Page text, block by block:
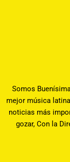
Somos
mejor música
noticias más
gozar, Con la